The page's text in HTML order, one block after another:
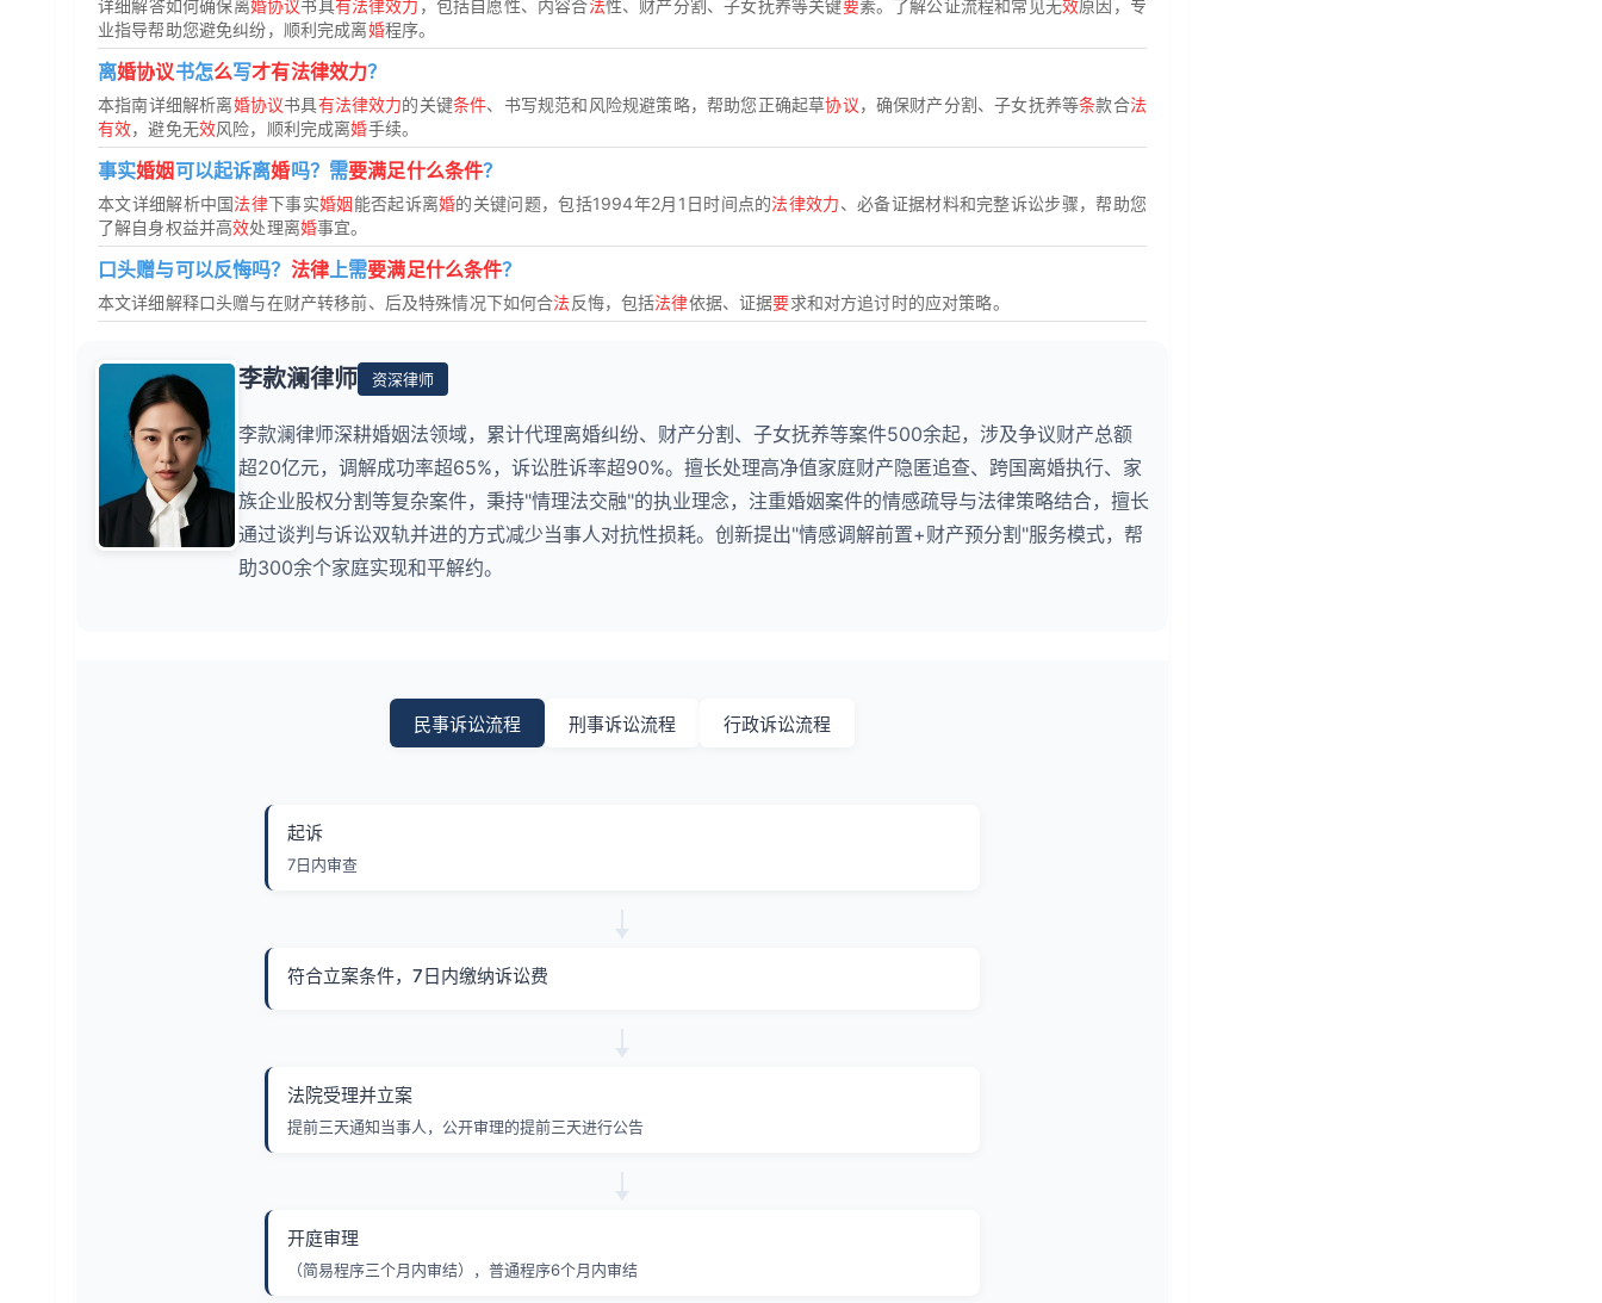
详细解答如何确保离婚协议书具有法律效力 ，包括自愿性、内容合法性、财产分割、子女抚养等关键要素。了解公证流程和常见无效原因，专
业指导帮助您避免纠纷，顺利完成离婚程序。
离婚协议书怎么写才有法律效力？
本指南详细解析离婚协议书具有法律效力的关键条件、书写规范和风险规避策略，帮助您正确起草协议，确保财产分割、子女抚养等条款合法
有效，避免无效风险，顺利完成离婚手续。
事实婚姻 可以起诉离婚吗？需要满足什么条件？
本文详细解析中国法律下事实婚姻能否起诉离婚的关键问题，包括1994年2月1日时间点的法律效力、必备证据材料和完整诉讼步骤，帮助您
了解自身权益并高效处理离婚事宜。
口头赠与可以反悔吗？ 法律上需要满足什么条件？
本文详细解释口头赠与在财产转移前、后及特殊情况下如何合法反悔，包括法律依据、证据要求和对方追讨时的应对策略。
李款澜律师 资深律师
李款澜律师深耕婚姻法领域，累计代理离婚纠纷、财产分割、子女抚养等案件500余起，涉及争议财产总额
超20亿元，调解成功率超65%，诉讼胜诉率超90%。擅长处理高净值家庭财产隐匿追查、跨国离婚执行、家
族企业股权分割等复杂案件，秉持"情理法交融"的执业理念，注重婚姻案件的情感疏导与法律策略结合，擅长
通过谈判与诉讼双轨并进的方式减少当事人对抗性损耗。创新提出"情感调解前置+财产预分割"服务模式，帮
助300余个家庭实现和平解约。
民事诉讼流程 刑事诉讼流程 行政诉讼流程
起诉
7日内审查
符合立案条件，7日内缴纳诉讼费
法院受理并立案
提前三天通知当事人，公开审理的提前三天进行公告
开庭审理
（简易程序三个月内审结），普通程序6个月内审结